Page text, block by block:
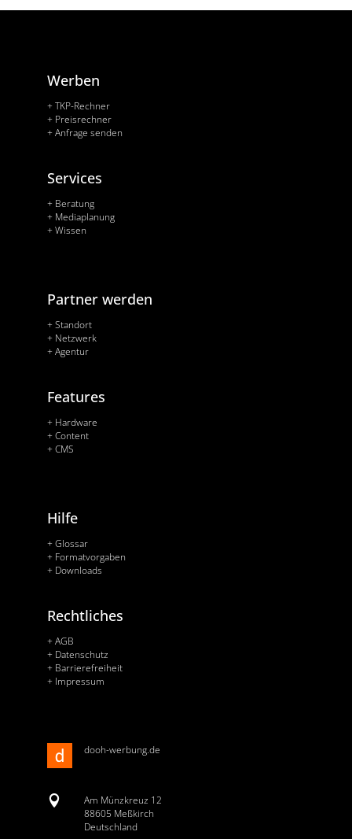
Werben
+ TKP-Rechner
+ Preisrechner
+ Anfrage senden
Services
+ Beratung
+ Mediaplanung
+ Wissen
Partner werden
+ Standort
+ Netzwerk
+ Agentur
Features
+ Hardware
+ Content
+ CMS
Hilfe
+ Glossar
+ Formatvorgaben
+ Downloads
Rechtliches
+ AGB
+ Datenschutz
+ Barrierefreiheit
+ Impressum
dooh-werbung.de

Am Münzkreuz 12
88605 Meßkirch
Deutschland